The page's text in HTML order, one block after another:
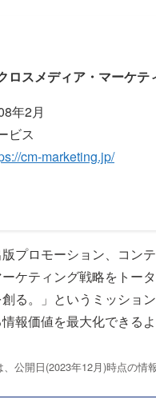
ロスメディア・マーケテ
年2月
ビス
cm-marketing.jp/
プロモーション、コン
ケティング戦略をトー
る。」というミッショ
報価値を最大化できる
公開日(2023年12月)時点の情報